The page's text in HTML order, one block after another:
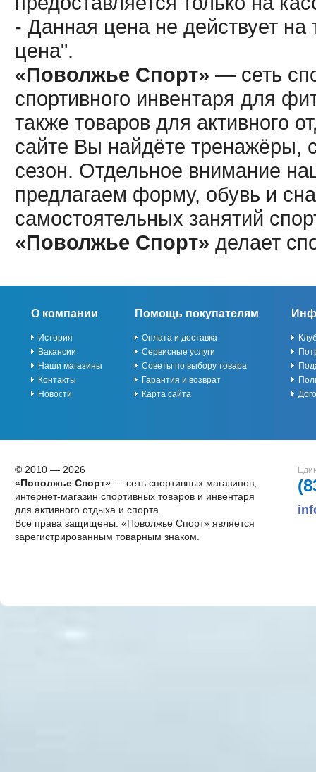
- Данная цена не действует
цена".
«Поволжье Спорт» — сеть
спортивного инвентаря для
также товаров для активного
сайте Вы найдёте тренажёры,
сезон. Отдельное внимание
предлагаем форму, обувь и
самостоятельных занятий
«Поволжье Спорт» делает
О компании
История
Вакансии
Наши магазины
Контакты
Новости
Помощь покупателям
Оплата и доставка
Сервисные услуги
Советы по выбору товара
Гарантия и возврат
Карта сайта
© 2010 — 2026
«Поволжье Спорт»— сеть спортивных магазинов,
интернет-магазин спортивных товаров и инвентаря
для активного отдыха и спорта
Все права защищены. «Поволжье Спорт» является
зарегистрированным товарным знаком.